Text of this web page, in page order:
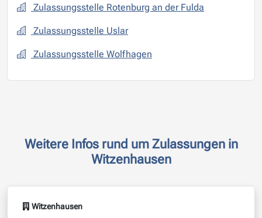
Zulassungsstelle Rotenburg an der Fulda
Zulassungsstelle Uslar
Zulassungsstelle Wolfhagen
Weitere Infos rund um Zulassungen in
Witzenhausen
Witzenhausen